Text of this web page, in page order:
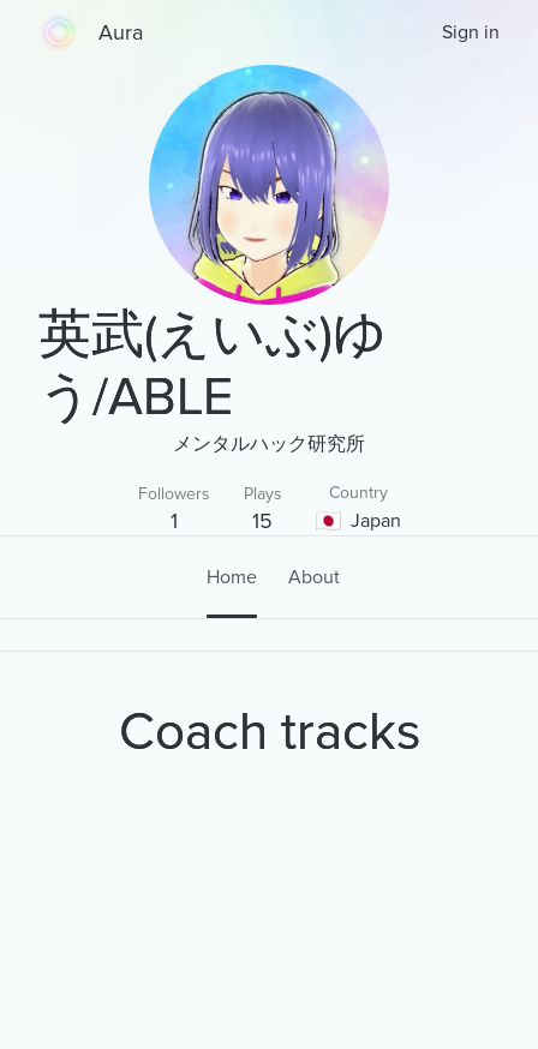
Aura Sign in
英武(えいぶ)ゆ
う/ABLE
メンタルハック研究所
Followers
1
Plays
15
Country
Japan
Home About
Coach tracks